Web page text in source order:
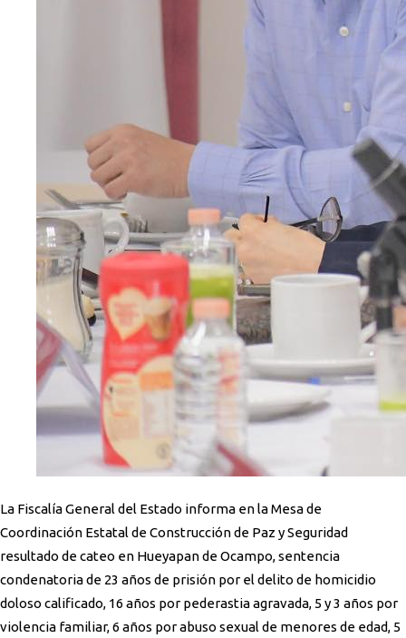
La Fiscalía General del Estado informa en la Mesa de
Coordinación Estatal de Construcción de Paz y Seguridad
resultado de cateo en Hueyapan de Ocampo, sentencia
condenatoria de 23 años de prisión por el delito de homicidio
doloso calificado, 16 años por pederastia agravada, 5 y 3 años por
violencia familiar, 6 años por abuso sexual de menores de edad, 5